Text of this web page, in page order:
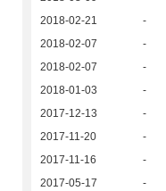
2018-02-21
-
2018-02-07
-
2018-02-07
-
2018-01-03
-
2017-12-13
-
2017-11-20
-
2017-11-16
-
2017-05-17
-